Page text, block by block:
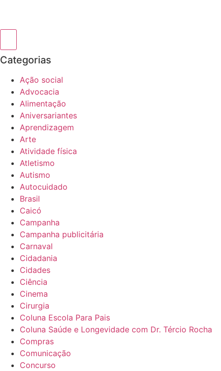
Categorias
Ação social
Advocacia
Alimentação
Aniversariantes
Aprendizagem
Arte
Atividade física
Atletismo
Autismo
Autocuidado
Brasil
Caicó
Campanha
Campanha publicitária
Carnaval
Cidadania
Cidades
Ciência
Cinema
Cirurgia
Coluna Escola Para Pais
Coluna Saúde e Longevidade com Dr. Tércio Rocha
Compras
Comunicação
Concurso